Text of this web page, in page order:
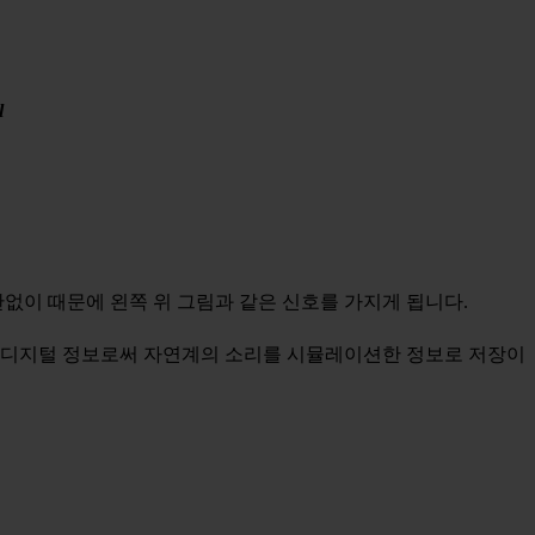
이 때문에 왼쪽 위 그림과 같은 신호를 가지게 됩니다.
털 정보로써 자연계의 소리를 시뮬레이션한 정보로 저장이